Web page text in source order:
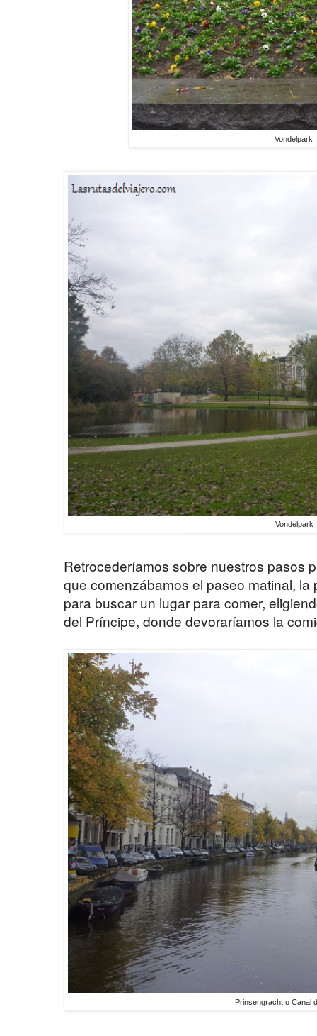
Vondelpark
Vondelpark
Retrocederíamos sobre nuestros pasos
que comenzábamos el paseo matinal,
para buscar un lugar para comer,
del Príncipe, donde devoraríamos la
Prinsengracht o Canal